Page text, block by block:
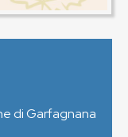
di Garfagnana